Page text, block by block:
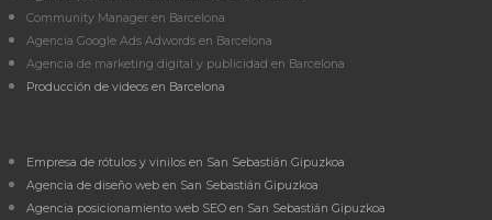
Community Manager en Barcelona
Agencia Google Ads Adwords en Barcelona
Agencia de marketing digital y publicidad en Barcelona
Producción de videos en Barcelona
Empresa de rótulos y vinilos en San Sebastián Gipuzkoa
Agencia de diseño web en San Sebastián Gipuzkoa
Agencia posicionamiento web SEO en San Sebastián Gipuzkoa